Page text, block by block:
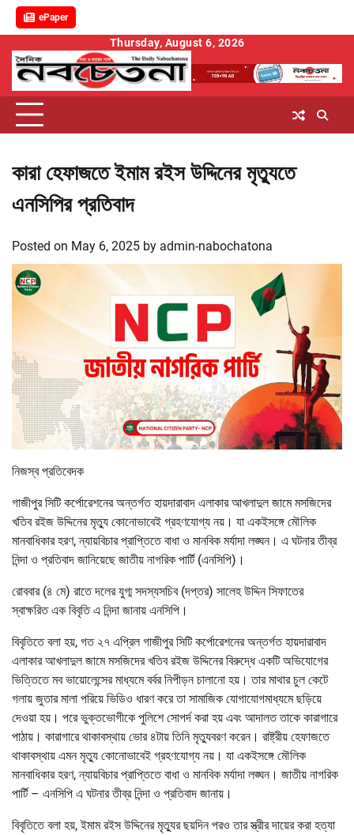
ePaper
content
Thursday, August 6, 2026
কারা হেফাজতে ইমাম রইস উদ্দিনের মৃত্যুতে
এনসিপির প্রতিবাদ
Posted on May 6, 2025 by admin-nabochatona
নিজস্ব প্রতিবেদক
গাজীপুর সিটি কর্পোরেশনের অন্তর্গত হায়দারাবাদ এলাকার আখলাদুল জামে মসজিদের
খতিব রইজ উদ্দিনের মৃত্যু কোনোভাবেই গ্রহণযোগ্য নয়। যা একইসঙ্গে মৌলিক
মানবাধিকার হরণ, ন্যায়বিচার প্রাপ্তিতে বাধা ও মানবিক মর্যাদা লঙ্ঘন। এ ঘটনার তীব্র
নিন্দা ও প্রতিবাদ জানিয়েছে জাতীয় নাগরিক পার্টি (এনসিপি)।
রোববার (৪ মে) রাতে দলের যুগ্ম সদস্যসচিব (দপ্তর) সালেহ উদ্দিন সিফাতের
স্বাক্ষরিত এক বিবৃতি এ নিন্দা জানায় এনসিপি।
বিবৃতিতে বলা হয়, গত ২৭ এপ্রিল গাজীপুর সিটি কর্পোরেশনের অন্তর্গত হায়দারাবাদ
এলাকার আখলাদুল জামে মসজিদের খতিব রইজ উদ্দিনের বিরুদ্ধে একটি অভিযোগের
ভিত্তিতে মব ভায়োলেন্সের মাধ্যমে বর্বর নিপীড়ন চালানো হয়। তার মাথার চুল কেটে
গলায় জুতার মালা পরিয়ে ভিডিও ধারণ করে তা সামাজিক যোগাযোগমাধ্যমে ছড়িয়ে
দেওয়া হয়। পরে ভুক্তভোগীকে পুলিশে সোপর্দ করা হয় এবং আদালত তাকে কারাগারে
পাঠায়। কারাগারে থাকাবস্থায় ভোর ৪টায় তিনি মৃত্যুবরণ করেন। রাষ্ট্রীয় হেফাজতে
থাকাবস্থায় এমন মৃত্যু কোনোভাবেই গ্রহণযোগ্য নয়। যা একইসঙ্গে মৌলিক
মানবাধিকার হরণ, ন্যায়বিচার প্রাপ্তিতে বাধা ও মানবিক মর্যাদা লঙ্ঘন। জাতীয় নাগরিক
পার্টি – এনসিপি এ ঘটনার তীব্র নিন্দা ও প্রতিবাদ জানায়।
বিবৃতিতে বলা হয়, ইমাম রইস উদ্দিনের মৃত্যুর ছয়দিন পরও তার স্ত্রীর দায়ের করা হত্যা